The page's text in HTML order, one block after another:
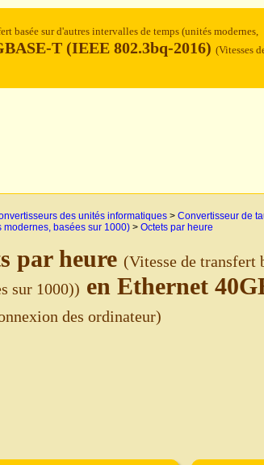
basée sur d'autres intervalles de temps (unités modernes,
T (IEEE 802.3bq-2016) (Vitesses
des unités informatiques > Convertisseur de
basées sur 1000) > Octets par heure
par heure (Vitesse de transfert
sur 1000)) en Ethernet
des ordinateur)